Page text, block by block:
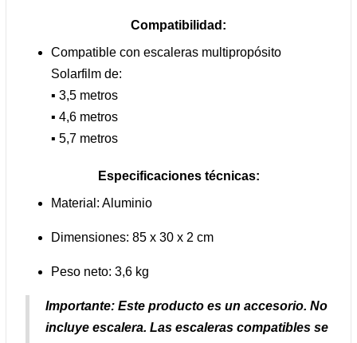
Compatibilidad:
Compatible con escaleras multipropósito
Solarfilm de:
▪ 3,5 metros
▪ 4,6 metros
▪ 5,7 metros
Especificaciones técnicas:
Material: Aluminio
Dimensiones: 85 x 30 x 2 cm
Peso neto: 3,6 kg
Importante: Este producto es un accesorio. No
incluye escalera. Las escaleras compatibles se